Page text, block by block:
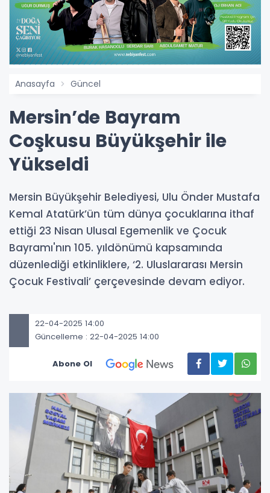
Anasayfa Güncel
Mersin’de Bayram
Coşkusu Büyükşehir ile
Yükseldi
Mersin Büyükşehir Belediyesi, Ulu Önder Mustafa
Kemal Atatürk’ün tüm dünya çocuklarına ithaf
ettiği 23 Nisan Ulusal Egemenlik ve Çocuk
Bayramı'nın 105. yıldönümü kapsamında
düzenlediği etkinliklere, ‘2. Uluslararası Mersin
Çocuk Festivali’ çerçevesinde devam ediyor.
22-04-2025 14:00
Güncelleme : 22-04-2025 14:00
Abone Ol